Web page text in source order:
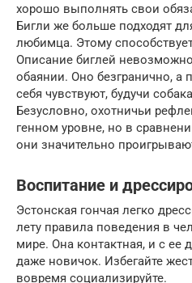
хорошо выполнять свои
Бигли же больше подходят
любимца. Этому
Описание биглей
обаянии. Оно безгранично, а
себя чувствуют, будучи
Безусловно, охотничьи
генном уровне, но в
они значительно
Воспитание и
Эстонская гончая легко
лету правила поведения в
мире. Она контактная, и с ее
даже новичок. Избегайте
вовремя социализируйте.